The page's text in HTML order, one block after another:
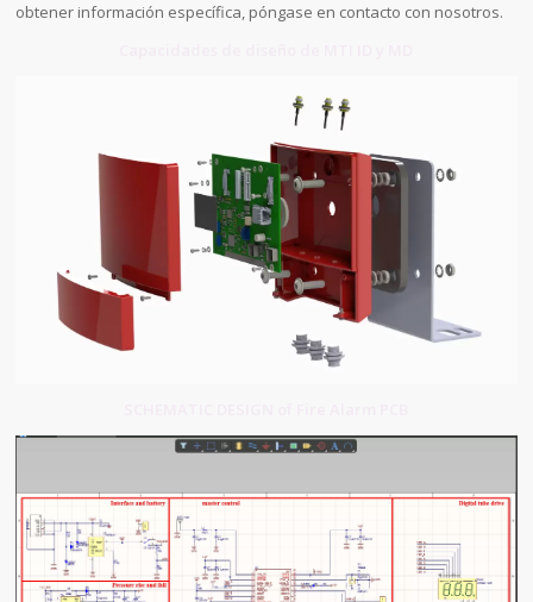
obtener información específica, póngase en contacto con nosotros.